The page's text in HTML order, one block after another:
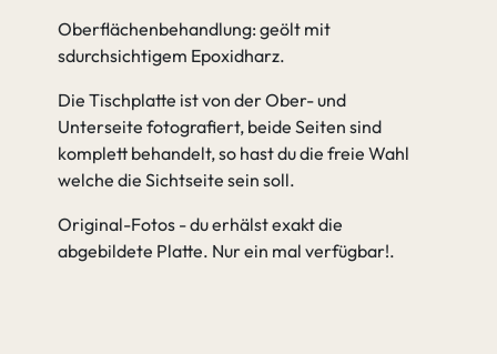
Oberflächenbehandlung: geölt mit
sdurchsichtigem Epoxidharz.
Die Tischplatte ist von der Ober- und
Unterseite fotografiert, beide Seiten sind
komplett behandelt, so hast du die freie Wahl
welche die Sichtseite sein soll.
Original-Fotos - du erhälst exakt die
abgebildete Platte. Nur ein mal verfügbar!